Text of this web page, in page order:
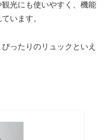
光にも使いやすく、機能
います。
ったりのリュックといえ